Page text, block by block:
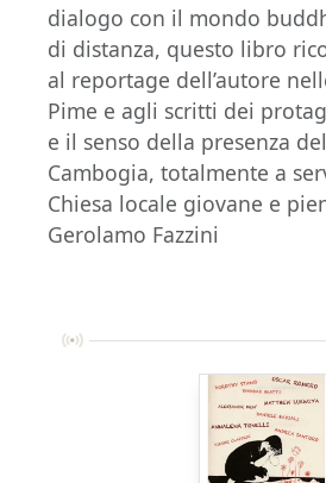
dialogo con il mondo
di distanza, questo libro
al reportage dell’autore
Pime e agli scritti dei
e il senso della presenza
Cambogia, totalmente a
Chiesa locale giovane e
Gerolamo Fazzini